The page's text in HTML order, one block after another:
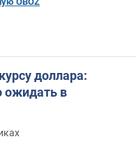
доллара:
ожидать в